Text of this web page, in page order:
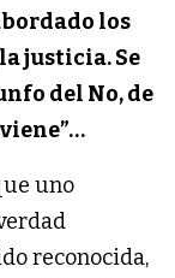
los
justicia. Se
del No, de
uno
reconocida,